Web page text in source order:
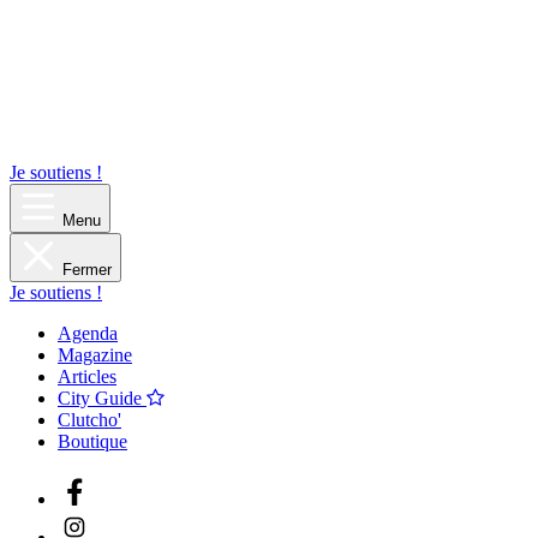
Je soutiens !
Menu
Fermer
Je soutiens !
Agenda
Magazine
Articles
City Guide
Clutcho'
Boutique